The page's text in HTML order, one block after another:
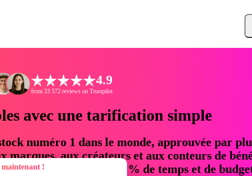
4.9
from 33 572 reviews on Trustpilot
avec une tarification simple
numéro 1 dans le monde, approuvée par
marques, aux créateurs et aux conteurs de
jusqu'à 76 % de temps et de
!